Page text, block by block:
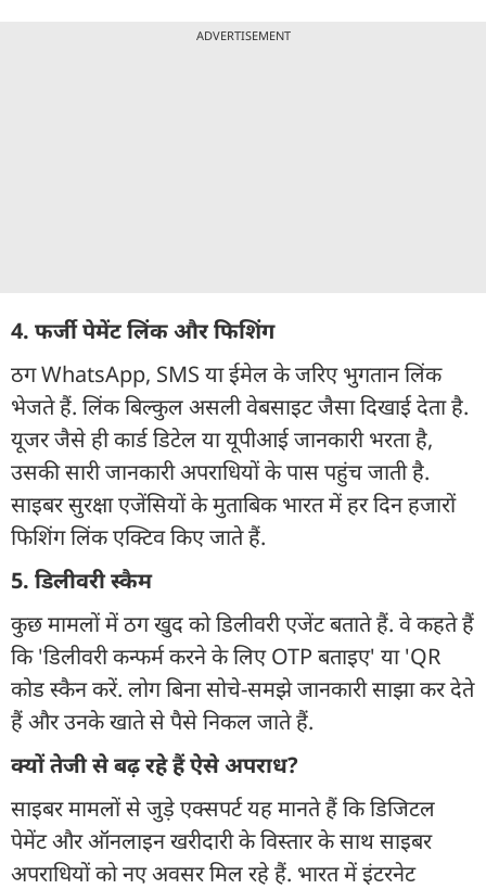
ADVERTISEMENT
4. फर्जी पेमेंट लिंक और फिशिंग
ठग WhatsApp, SMS या ईमेल के जरिए भुगतान लिंक
भेजते हैं. लिंक बिल्कुल असली वेबसाइट जैसा दिखाई देता है.
यूजर जैसे ही कार्ड डिटेल या यूपीआई जानकारी भरता है,
उसकी सारी जानकारी अपराधियों के पास पहुंच जाती है.
साइबर सुरक्षा एजेंसियों के मुताबिक भारत में हर दिन हजारों
फिशिंग लिंक एक्टिव किए जाते हैं.
5. डिलीवरी स्कैम
कुछ मामलों में ठग खुद को डिलीवरी एजेंट बताते हैं. वे कहते हैं
कि 'डिलीवरी कन्फर्म करने के लिए OTP बताइए' या 'QR
कोड स्कैन करें. लोग बिना सोचे-समझे जानकारी साझा कर देते
हैं और उनके खाते से पैसे निकल जाते हैं.
क्यों तेजी से बढ़ रहे हैं ऐसे अपराध?
साइबर मामलों से जुड़े एक्सपर्ट यह मानते हैं कि डिजिटल
पेमेंट और ऑनलाइन खरीदारी के विस्तार के साथ साइबर
अपराधियों को नए अवसर मिल रहे हैं. भारत में इंटरनेट